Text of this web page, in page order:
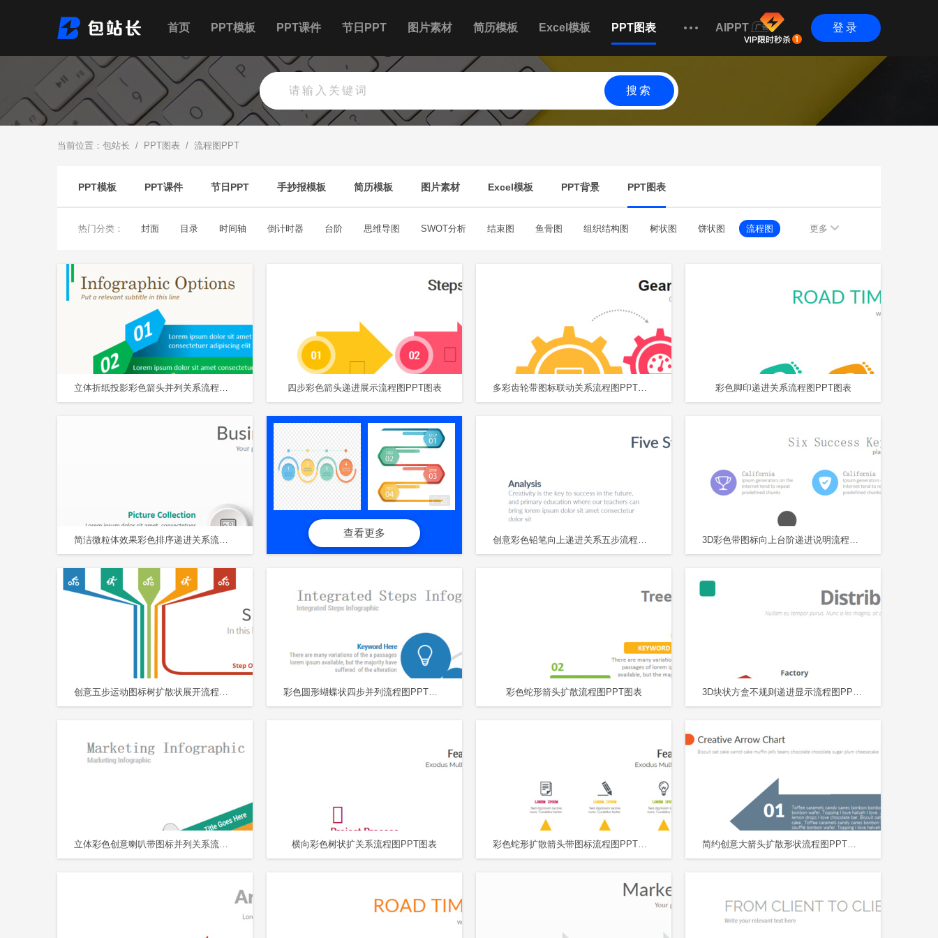
首页 PPT模板 PPT课件 节日PPT 图片素材 简历模板 Excel模板 PPT图表 AIPPT 登录
搜索
当前位置： 包站长 / PPT图表 / 流程图PPT
PPT模板 PPT课件 节日PPT 手抄报模板 简历模板 图片素材 Excel模板 PPT背景 PPT图表
热门分类： 封面 目录 时间轴 倒计时器 台阶 思维导图 SWOT分析 结束图 鱼骨图 组织结构图 树状图 饼状图 流程图 更多
立体折纸投影彩色箭头并列关系流程图PPT图表 四步彩色箭头递进展示流程图PPT图表 多彩齿轮带图标联动关系流程图PPT图表 彩色脚印递进关系流程图PPT图表
简洁微粒体效果彩色排序递进关系流程图PPT图表
广告
查看更多
创意彩色铅笔向上递进关系五步流程图PPT图表 3D彩色带图标向上台阶递进说明流程图PPT图表
创意五步运动图标树扩散状展开流程图PPT图表 彩色圆形蝴蝶状四步并列流程图PPT图表 彩色蛇形箭头扩散流程图PPT图表 3D块状方盒不规则递进显示流程图PPT图表
立体彩色创意喇叭带图标并列关系流程图PPT图表 横向彩色树状扩关系流程图PPT图表 彩色蛇形扩散箭头带图标流程图PPT图表 简约创意大箭头扩散形状流程图PPT图表